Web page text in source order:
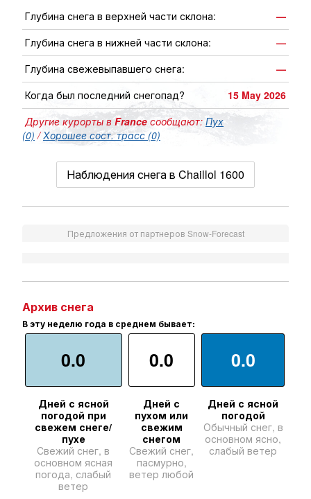
Глубина снега в верхней части склона:
—
Глубина снега в нижней части склона:
—
Глубина свежевыпавшего снега:
—
Когда был последний снегопад?
15 May 2026
Другие курорты вFrance сообщают: Пух
(0) /Хорошее сост. трасс (0)
Наблюдения снега в Chaillol 1600
Предложения от партнеров Snow-Forecast
Архив снега
В эту неделю года в среднем бывает:
0.0
Дней с ясной
погодой при
свежем снеге/
пухе
Свежий снег, в
основном ясная
погода, слабый
ветер
0.0
Дней с
пухом или
свежим
снегом
Свежий снег,
пасмурно,
ветер любой
0.0
Дней с ясной
погодой
Обычный снег, в
основном ясно,
слабый ветер